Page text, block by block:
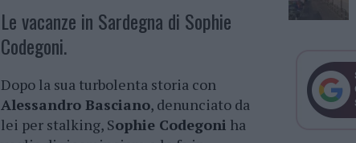
Le vacanze in Sardegna di Sophie
Codegoni.
Dopo la sua turbolenta storia con
Alessandro Basciano, denunciato da
lei per stalking, Sophie Codegoni ha